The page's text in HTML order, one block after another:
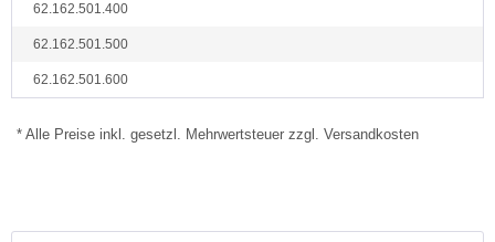
62.162.501.400
62.162.501.500
62.162.501.600
* Alle Preise inkl. gesetzl. Mehrwertsteuer zzgl. Versandkosten